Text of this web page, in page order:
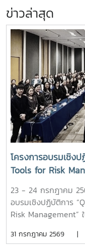
ข่าวล่าสุด
โครงการอบรมเชิง
Tools for Risk
23 - 24 กรกฎาคม
อบรมเชิงปฏิบัติการ
Risk Management”
สร้างความรู้ ความเข้า
31 กรกฎาคม 2569